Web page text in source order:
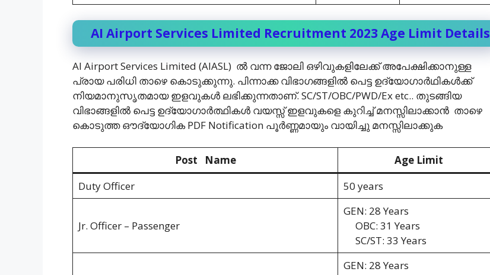
AI Airport Services Limited Recruitment 2023 Age Limit Details
AI Airport Services Limited (AIASL) ല്‍ വന്ന ജോലി ഒഴിവുകളിലേക്ക് അപേക്ഷിക്കാനുള്ള
പ്രായ പരിധി താഴെ കൊടുക്കുന്നു. പിന്നാക്ക വിഭാഗങ്ങളില്‍ പെട്ട ഉദ്യോഗാര്‍ഥികള്‍ക്ക്
നിയമാനുസൃതമായ ഇളവുകള്‍ ലഭിക്കുന്നതാണ്. SC/ST/OBC/PWD/Ex etc.. തുടങ്ങിയ
വിഭാങ്ങളില്‍ പെട്ട ഉദ്യോഗാര്‍ത്ഥികള്‍ വയസ്സ് ഇളവുകളെ കുറിച്ച് മനസ്സിലാക്കാന്‍ ‍ താഴെ
കൊടുത്ത ഔദ്യോഗിക PDF Notification പൂര്‍ണ്ണമായും വായിച്ചു മനസ്സിലാക്കുക
Post Name
Age Limit
Duty Officer
50 years
Jr. Officer – Passenger
GEN: 28 Years
OBC: 31 Years
SC/ST: 33 Years
GEN: 28 Years